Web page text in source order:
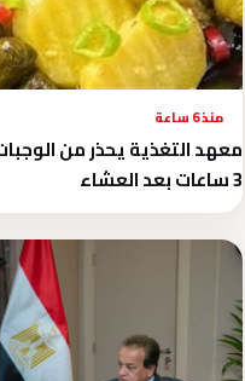
منذ 6 ساعة
معهد التغذية يحذر من
3 ساعات بعد العشاء